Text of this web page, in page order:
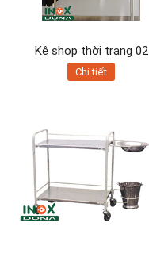
Kệ shop thời trang 02
Chi tiết